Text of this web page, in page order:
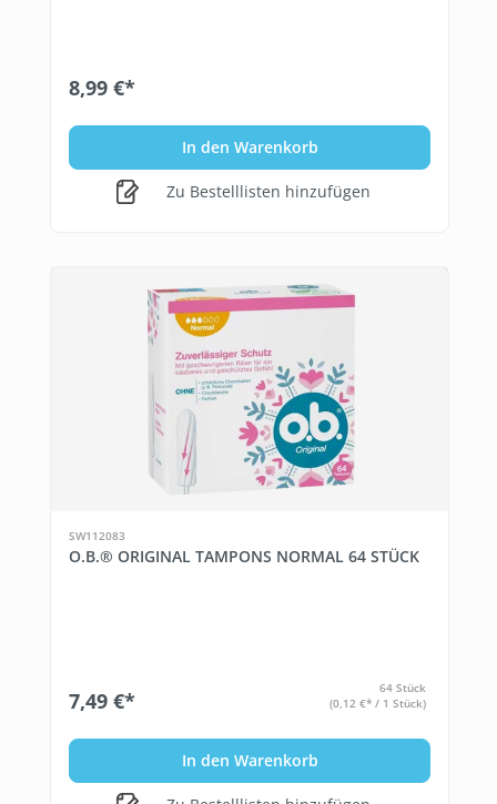
8,99 €*
In den Warenkorb
Zu Bestelllisten hinzufügen
SW112083
O.B.® ORIGINAL TAMPONS NORMAL 64 STÜCK
7,49 €*
64 Stück
(0,12 €* / 1 Stück)
In den Warenkorb